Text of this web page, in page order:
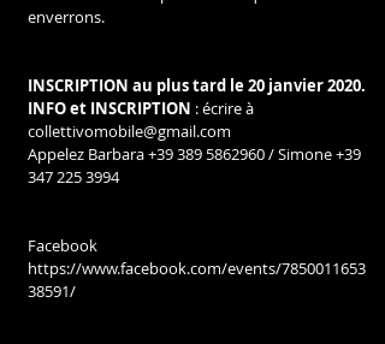
enverrons.
INSCRIPTION au plus tard le 20 janvier 2020.
INFO et INSCRIPTION : écrire à
collettivomobile@gmail.com
Appelez Barbara +39 389 5862960 / Simone +39
347 225 3994
Facebook
https://www.facebook.com/events/7850011653
38591/